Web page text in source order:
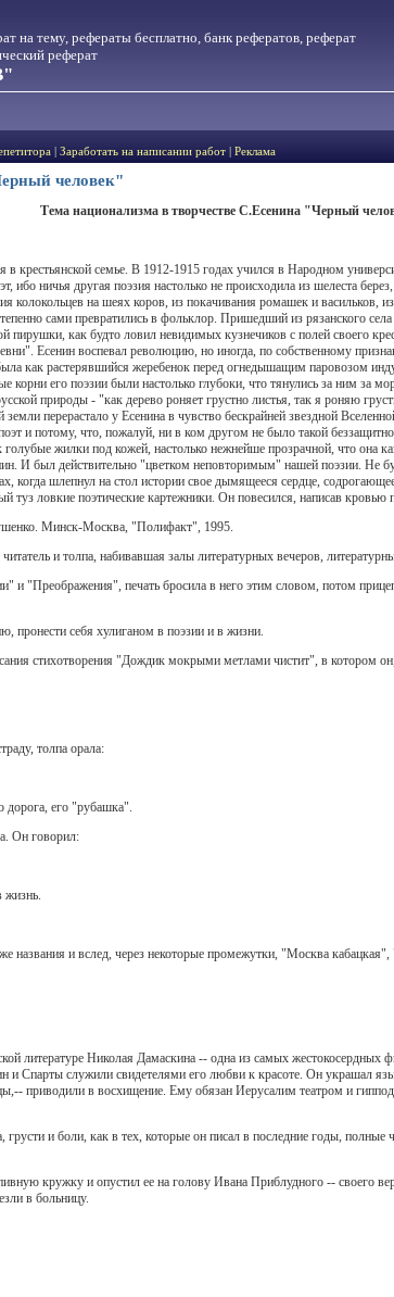
на тему, рефераты бесплатно, банк рефератов, реферат
реферат
Заработать на написании работ Реклама
человек"
Тема национализма в творчестве С.Есенина "Черный
в крестьянской семье. В 1912-1915 годах учился в Народном
ничья другая поэзия настолько не происходила из шелеста
колокольцев на шеях коров, из покачивания ромашек и
сами превратились в фольклор. Пришедший из рязанского
как будто ловил невидимых кузнечиков с полей своего
Есенин воспевал революцию, но иногда, по собственному
как растерявшийся жеребенок перед огнедышащим паровозом
корни его поэзии были настолько глубоки, что тянулись за ним за
природы - "как дерево роняет грустно листья, так я роняю
перерастало у Есенина в чувство бескрайней звездной
и потому, что, пожалуй, ни в ком другом не было такой
жилки под кожей, настолько нежнейше прозрачной, что она
И был действительно "цветком неповторимым" нашей поэзии. Не
когда шлепнул на стол истории свое дымящееся сердце,
туз ловкие поэтические картежники. Он повесился, написав
Минск-Москва, "Полифакт", 1995.
и толпа, набивавшая залы литературных вечеров,
"Преображения", печать бросила в него этим словом, потом
пронести себя хулиганом в поэзии и в жизни.
стихотворения "Дождик мокрыми метлами чистит", в котором
толпа орала:
его "рубашка".
Он говорил:
жизнь.
названия и вслед, через некоторые промежутки, "Москва
литературе Николая Дамаскина -- одна из самых жестокосердных
Спарты служили свидетелями его любви к красоте. Он украшал
приводили в восхищение. Ему обязан Иерусалим театром и
и боли, как в тех, которые он писал в последние годы,
кружку и опустил ее на голову Ивана Приблудного -- своего
в больницу.